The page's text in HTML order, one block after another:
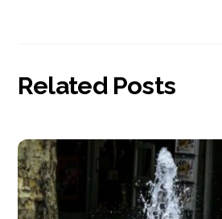
Related Posts